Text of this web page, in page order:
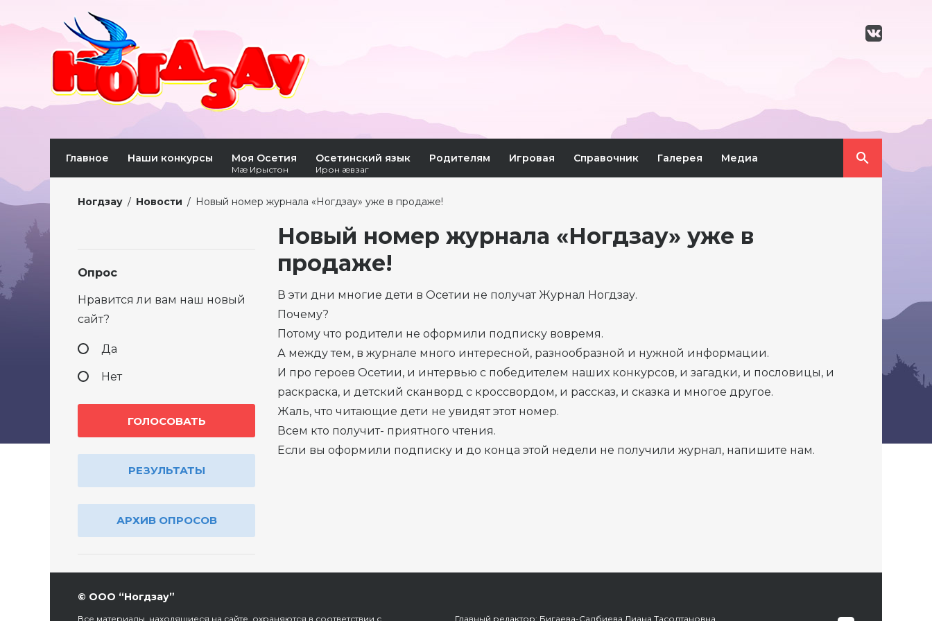
Главное Наши конкурсы Моя Осетия
Мæ Ирыстон
Осетинский язык
Ирон æвзаг
Родителям Игровая Справочник Галерея Медиа
Ногдзау / Новости / Новый номер журнала «Ногдзау» уже в продаже!
Новый номер журнала «Ногдзау» уже в
продаже!
В эти дни многие дети в Осетии не получат Журнал Ногдзау.
Почему?
Потому что родители не оформили подписку вовремя.
А между тем, в журнале много интересной, разнообразной и нужной информации.
И про героев Осетии, и интервью с победителем наших конкурсов, и загадки, и пословицы, и
раскраска, и детский сканворд с кроссвордом, и рассказ, и сказка и многое другое.
Жаль, что читающие дети не увидят этот номер.
Всем кто получит- приятного чтения.
Если вы оформили подписку и до конца этой недели не получили журнал, напишите нам.
Опрос
Нравится ли вам наш новый
сайт?
Да
Нет
РЕЗУЛЬТАТЫ
АРХИВ ОПРОСОВ
© ООО “Ногдзау”
Все материалы, находящиеся на сайте, охраняются в соответствии с Главный редактор: Бигаева-Салбиева Диана Тасолтановна